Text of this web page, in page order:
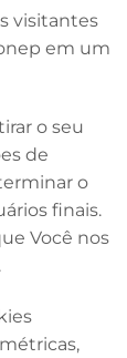
visitantes
em um
o seu
de
o
finais.
Você nos